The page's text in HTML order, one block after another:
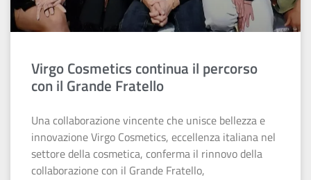
Virgo Cosmetics continua il percorso
con il Grande Fratello
Una collaborazione vincente che unisce bellezza e
innovazione Virgo Cosmetics, eccellenza italiana nel
settore della cosmetica, conferma il rinnovo della
collaborazione con il Grande Fratello,